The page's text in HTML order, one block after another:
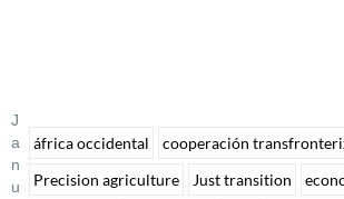
J
A
N
U
áfrica occidental
cooperación
Precision agriculture
Just transition